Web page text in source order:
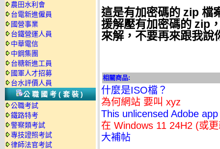
農田水利會
台電新進僱員
國營事業
台鐵營運人員
中華電信
中鋼集團
台糖新進工員
國軍人才招募
台水評價人員
公職國考(套裝)
公職考試
鐵路特考
警察類考試
專技證照考試
律師法官考試
這是有加密碼的 zip 檔
援解壓有加密碼的 zip
來解，不要再來跟我說
相關商品:
什麼是ISO檔？
為何網站 要叫 xyz
This unlicensed Adobe
在 Windows 11 24H2 (或
大補帖